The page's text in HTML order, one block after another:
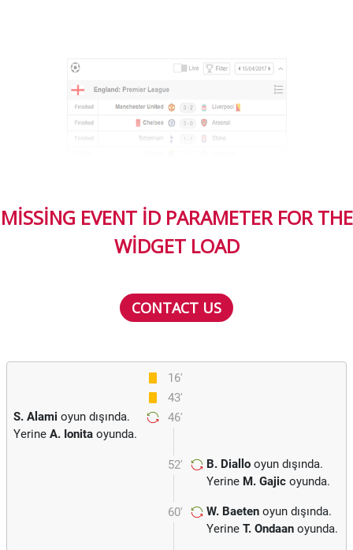
MISSING EVENT ID PARAMETER FOR THE
WIDGET LOAD
CONTACT US
16'
43'
46'
S. Alami oyun dışında.
Yerine A. Ionita oyunda.
52' B. Diallo oyun dışında.
Yerine M. Gajic oyunda.
60' W. Baeten oyun dışında.
Yerine T. Ondaan oyunda.